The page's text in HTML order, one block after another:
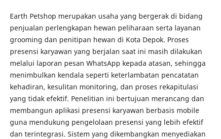
Earth Petshop merupakan usaha yang bergerak di bidang
penjualan perlengkapan hewan peliharaan serta layanan
grooming dan penitipan hewan di Kota Depok. Proses
presensi karyawan yang berjalan saat ini masih dilakukan
melalui laporan pesan WhatsApp kepada atasan, sehingga
menimbulkan kendala seperti keterlambatan pencatatan
kehadiran, kesulitan monitoring, dan proses rekapitulasi
yang tidak efektif. Penelitian ini bertujuan merancang dan
membangun aplikasi presensi karyawan berbasis mobile
guna mendukung pengelolaan presensi yang lebih efektif
dan terintegrasi. Sistem yang dikembangkan menyediakan